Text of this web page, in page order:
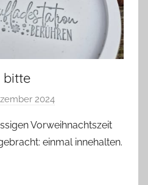
bitte
2024
n
G
Vorweihnachtszeit
einmal innehalten.